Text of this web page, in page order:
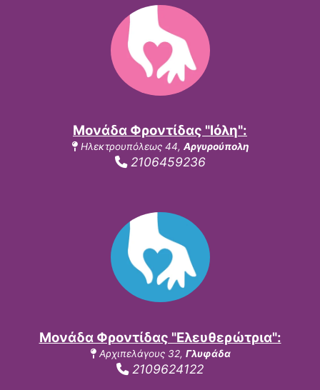
Μονάδα Φροντίδας "Ιόλη":
Ηλεκτρουπόλεως 44, Αργυρούπολη
2106459236
Μονάδα Φροντίδας "Ελευθερώτρια":
Αρχιπελάγους 32, Γλυφάδα
2109624122